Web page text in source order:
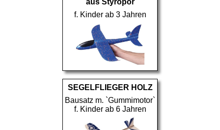
f. Kinder ab 3 Jahren
SEGELFLIEGER HOLZ
Bausatz m. `Gummimotor`
f. Kinder ab 6 Jahren